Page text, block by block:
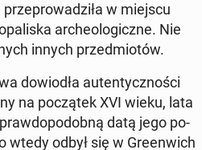
w miejscu
ar­che­olo­gicz­ne. Nie
innych przed­mio­tów.
do­wio­dła au­ten­tycz­no­ści
na po­czą­tek XVI wieku, lata
datą jego po­
wtedy odbył się w Gre­en­wich